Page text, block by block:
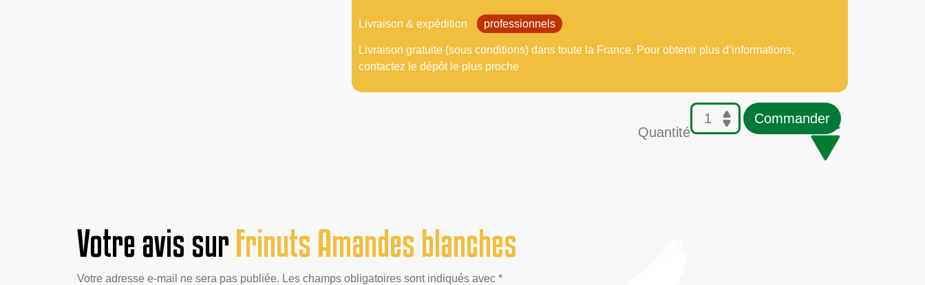
Livraison & expédition professionnels
Livraison gratuite (sous conditions) dans toute la France. Pour obtenir plus d’informations,
contactez le dépôt le plus proche
Quantité
Commander
Votre avis surFrinuts Amandes blanches
Votre adresse e-mail ne sera pas publiée. Les champs obligatoires sont indiqués avec *